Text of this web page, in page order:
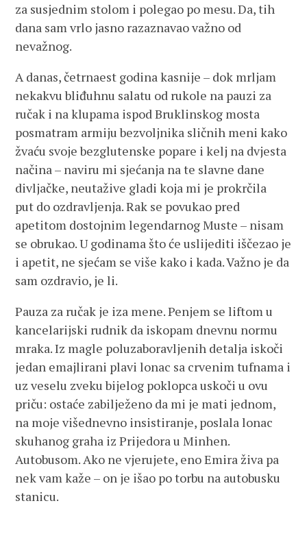
za susjednim stolom i polegao po mesu. Da, tih
dana sam vrlo jasno razaznavao važno od
nevažnog.
A danas, četrnaest godina kasnije – dok mrljam
nekakvu bliđuhnu salatu od rukole na pauzi za
ručak i na klupama ispod Bruklinskog mosta
posmatram armiju bezvoljnika sličnih meni kako
žvaću svoje bezglutenske popare i kelj na dvjesta
načina – naviru mi sjećanja na te slavne dane
divljačke, neutažive gladi koja mi je prokrčila
put do ozdravljenja. Rak se povukao pred
apetitom dostojnim legendarnog Muste – nisam
se obrukao. U godinama što će uslijediti iščezao je
i apetit, ne sjećam se više kako i kada. Važno je da
sam ozdravio, je li.
Pauza za ručak je iza mene. Penjem se liftom u
kancelarijski rudnik da iskopam dnevnu normu
mraka. Iz magle poluzaboravljenih detalja iskoči
jedan emajlirani plavi lonac sa crvenim tufnama i
uz veselu zveku bijelog poklopca uskoči u ovu
priču: ostaće zabilježeno da mi je mati jednom,
na moje višednevno insistiranje, poslala lonac
skuhanog graha iz Prijedora u Minhen.
Autobusom. Ako ne vjerujete, eno Emira živa pa
nek vam kaže – on je išao po torbu na autobusku
stanicu.